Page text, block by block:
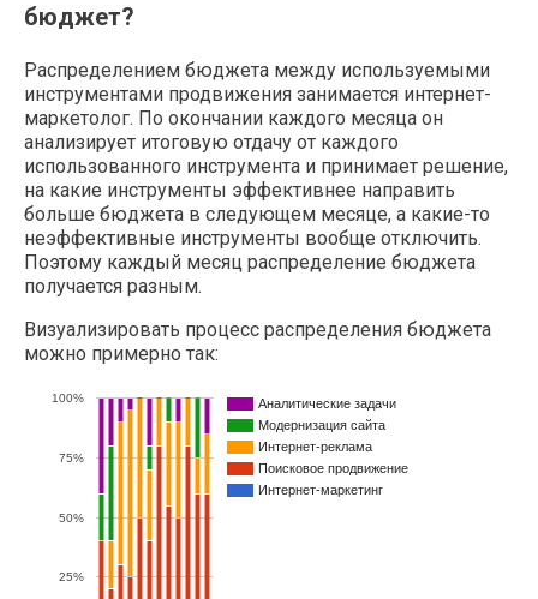
бюджет?
Распределением бюджета между используемыми
инструментами продвижения занимается интернет-
маркетолог. По окончании каждого месяца он
анализирует итоговую отдачу от каждого
использованного инструмента и принимает решение,
на какие инструменты эффективнее направить
больше бюджета в следующем месяце, а какие-то
неэффективные инструменты вообще отключить.
Поэтому каждый месяц распределение бюджета
получается разным.
Визуализировать процесс распределения бюджета
можно примерно так:
Аналитические задачи
Модернизация сайта
Интернет-реклама
Поисковое продвижение
Интернет-маркетинг
25%
50%
75%
100%